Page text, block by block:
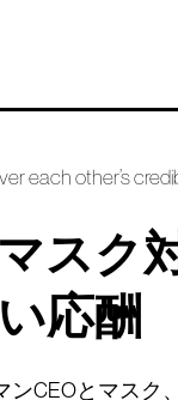
each other’s
スク
応酬
CEOとマスク